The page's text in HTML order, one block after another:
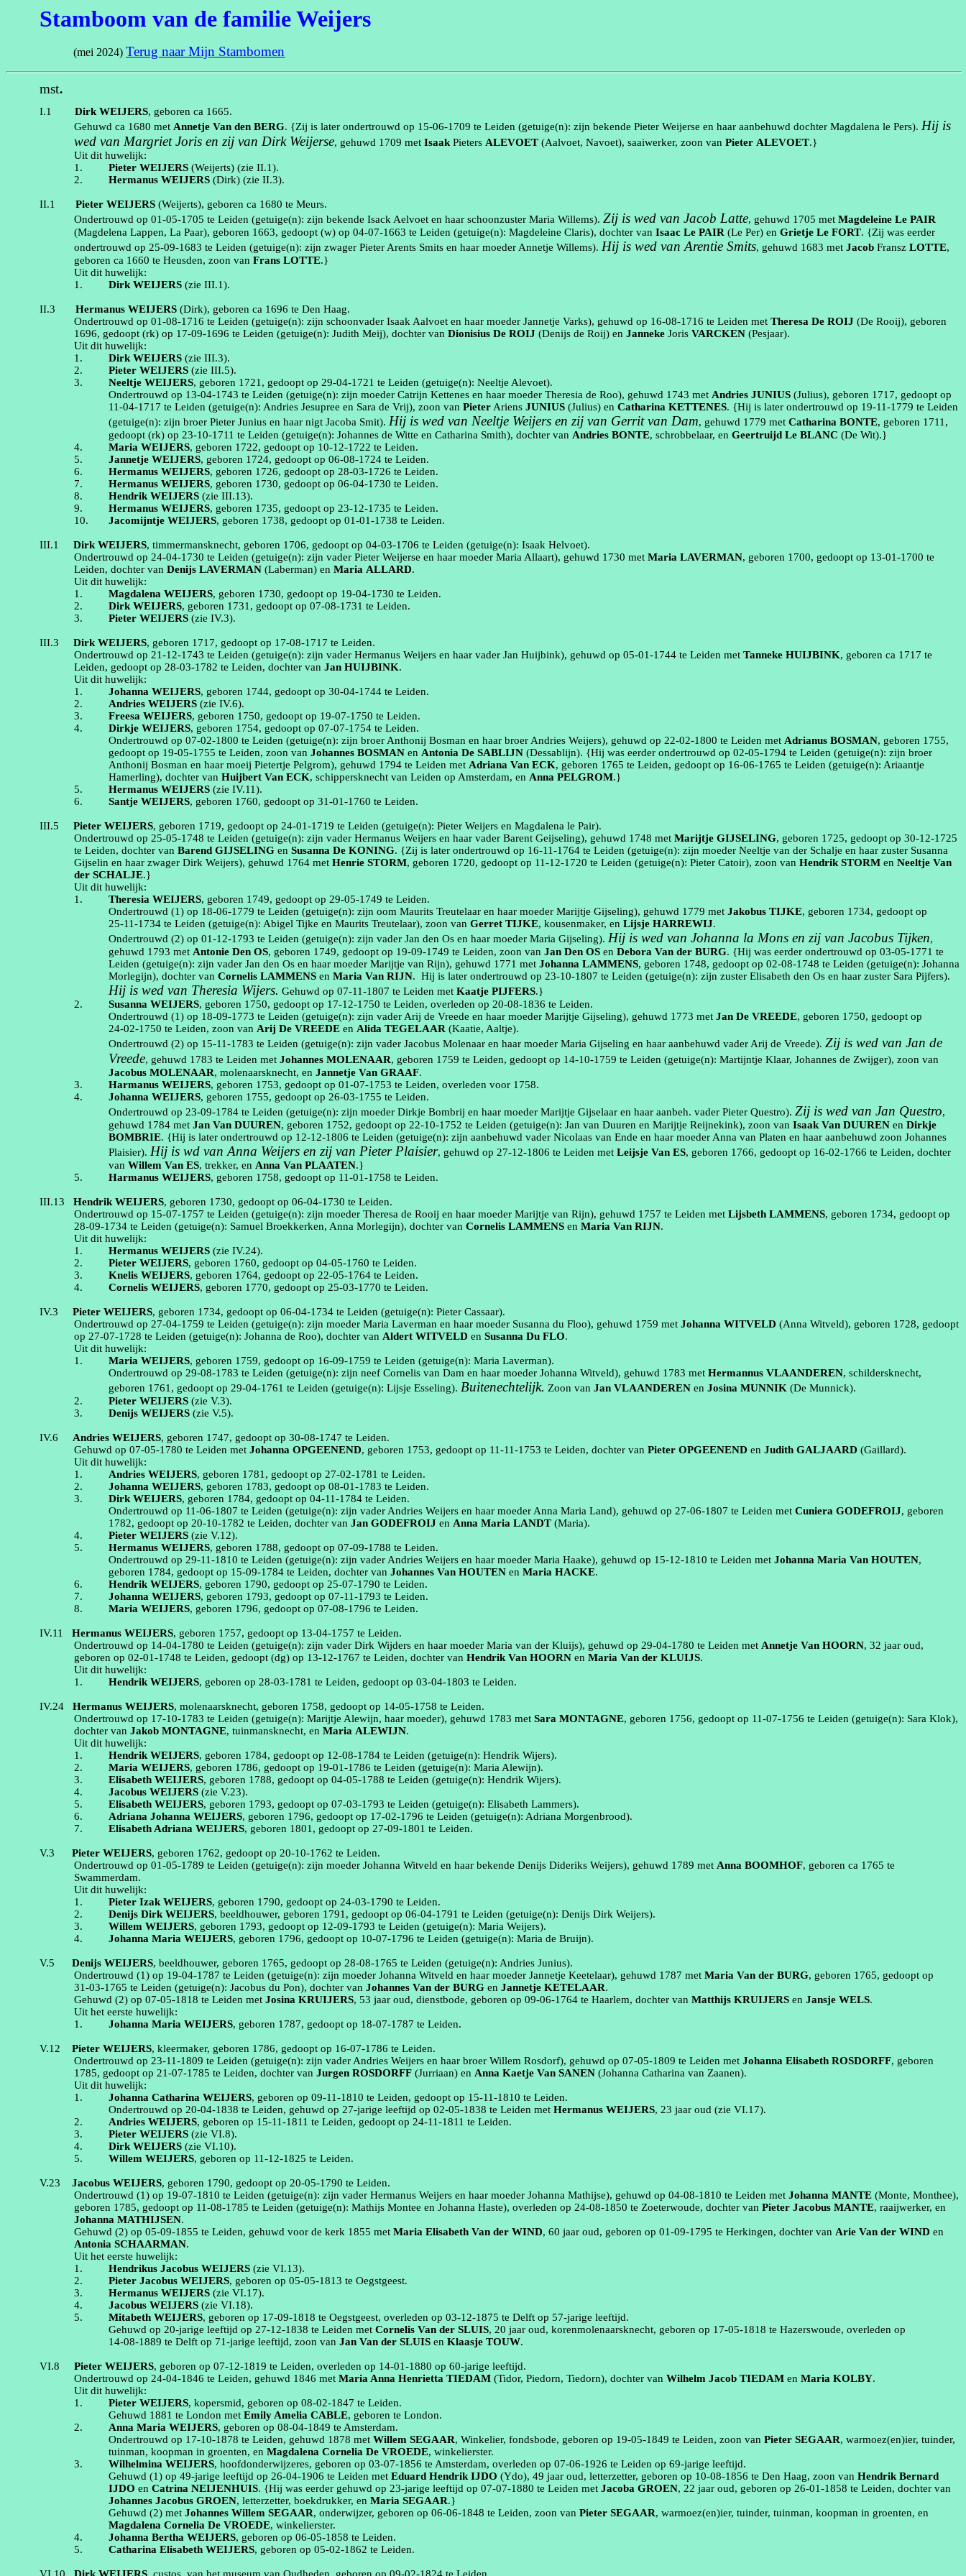
Stamboom van de familie Weijers
(mei 2024)Terug naar Mijn Stambomen
mst.
I.1 Dirk WEIJERS, geborenca 1665.
Gehuwdca 1680 met Annetje Van den BERG. {Zij is later ondertrouwd op 15‑06‑1709 teLeiden (getuige(n):zijn bekende PieterWeijerse en haaraanbehuwd dochter Magdalenale Pers). Hij is
wed van Margriet Joris en zij van Dirk Weijerse, gehuwd 1709 metIsaak Pieters ALEVOET (Aalvoet,Navoet),saaiwerker, zoon vanPieter ALEVOET.}
Uit dit huwelijk:
1.
Pieter WEIJERS (Weijerts) (zieII.1).
2.
Hermanus WEIJERS (Dirk) (zieII.3).
II.1 Pieter WEIJERS (Weijerts), geborenca 1680 teMeurs.
Ondertrouwd op01‑05‑1705 teLeiden (getuige(n):zijn bekendeIsack Aelvoet en haar schoonzuster Maria Willems).Zij is wed van Jacob Latte, gehuwd 1705 metMagdeleine Le PAIR
(Magdelena Lappen, La Paar), geboren 1663, gedoopt (w) op04‑07‑1663 teLeiden (getuige(n):Magdeleine Claris), dochter vanIsaac Le PAIR (Le Per) enGrietje Le FORT. {Zij was eerder
ondertrouwd op 25‑09‑1683 teLeiden (getuige(n):zijn zwager Pieter Arents Smits en haar moeder Annetje Willems). Hij is wed vanArentie Smits, gehuwd 1683 metJacob Fransz LOTTE,
geborenca 1660 teHeusden, zoon vanFrans LOTTE.}
Uit dit huwelijk:
1.
Dirk WEIJERS (zieIII.1).
II.3 Hermanus WEIJERS (Dirk), geborenca 1696 teDen Haag.
Ondertrouwd op01‑08‑1716 teLeiden (getuige(n):zijn schoonvader Isaak Aalvoet en haar moederJannetje Varks), gehuwd op 16‑08‑1716 teLeiden metTheresa De ROIJ (De Rooij), geboren
1696, gedoopt (rk) op 17‑09‑1696 teLeiden (getuige(n):Judith Meij), dochter vanDionisius De ROIJ (Denijs deRoij) enJanneke Joris VARCKEN (Pesjaar).
Uit dit huwelijk:
1.
Dirk WEIJERS (zieIII.3).
2.
Pieter WEIJERS (zieIII.5).
3.
Neeltje WEIJERS, geboren 1721 , gedoopt op 29‑04‑1721 teLeiden (getuige(n):Neeltje Alevoet).
Ondertrouwd op 13‑04‑1743 teLeiden (getuige(n):zijn moederCatrijn Kettenes en haar moeder Theresia de Roo), gehuwd 1743 met Andries JUNIUS (Julius), geboren 1717, gedoopt op
11‑04‑1717 teLeiden (getuige(n): AndriesJesupree en Sara de Vrij), zoon vanPieter Ariens JUNIUS (Julius) enCatharina KETTENES. {Hij is later ondertrouwd op 19‑11‑1779 teLeiden
(getuige(n):zijn broer PieterJunius en haarnigt Jacoba Smit). Hij is wed van Neeltje Weijers en zij van Gerrit van Dam, gehuwd 1779 metCatharina BONTE, geboren 1711 ,
gedoopt (rk) op 23‑10‑1711 teLeiden (getuige(n):Johannes de Witte en Catharina Smith), dochter van Andries BONTE,schrobbelaar, enGeertruijd Le BLANC (De Wit).}
4.
Maria WEIJERS, geboren 1722, gedoopt op 10‑12‑1722 teLeiden.
5.
Jannetje WEIJERS, geboren 1724, gedoopt op06‑08‑1724 teLeiden.
6.
Hermanus WEIJERS, geboren 1726, gedoopt op 28‑03‑1726 teLeiden.
7.
Hermanus WEIJERS, geboren 1730, gedoopt op06‑04‑1730 teLeiden.
8.
Hendrik WEIJERS (zieIII.13).
9.
Hermanus WEIJERS, geboren 1735, gedoopt op 23‑12‑1735 teLeiden.
10.
Jacomijntje WEIJERS, geboren 1738, gedoopt op01‑01‑1738 teLeiden.
III.1 Dirk WEIJERS,timmermansknecht, geboren 1706, gedoopt op04‑03‑1706 teLeiden (getuige(n):IsaakHelvoet).
Ondertrouwd op 24‑04‑1730 teLeiden (getuige(n):zijn vader PieterWeijerse en haar moeder Maria Allaart), gehuwd 1730 metMaria LAVERMAN, geboren 1700, gedoopt op 13‑01‑1700 te
Leiden, dochter vanDenijs LAVERMAN (Laberman) enMaria ALLARD.
Uit dit huwelijk:
1.
Magdalena WEIJERS, geboren 1730, gedoopt op 19‑04‑1730 teLeiden.
2.
Dirk WEIJERS, geboren 1731 , gedoopt op07‑08‑1731 teLeiden.
3.
Pieter WEIJERS (zieIV.3).
III.3 Dirk WEIJERS, geboren 1717, gedoopt op 17‑08‑1717 teLeiden.
Ondertrouwd op 21‑12‑1743 teLeiden (getuige(n):zijn vader Hermanus Weijers en haar vader JanHuijbink), gehuwd op05‑01‑1744 teLeiden metTanneke HUIJBINK, geborenca 1717 te
Leiden, gedoopt op 28‑03‑1782 teLeiden, dochter vanJan HUIJBINK.
Uit dit huwelijk:
1.
Johanna WEIJERS, geboren 1744, gedoopt op30‑04‑1744 teLeiden.
2.
Andries WEIJERS (zieIV.6).
3.
Freesa WEIJERS, geboren 1750, gedoopt op 19‑07‑1750 teLeiden.
4.
Dirkje WEIJERS, geboren 1754, gedoopt op07‑07‑1754 teLeiden.
Ondertrouwd op07‑02‑1800 teLeiden (getuige(n):zijn broer Anthonij Bosman en haar broer Andries Weijers), gehuwd op 22‑02‑1800 teLeiden met Adrianus BOSMAN, geboren 1755,
gedoopt op 19‑05‑1755 teLeiden, zoon vanJohannes BOSMAN en Antonia De SABLIJN (Dessablijn). {Hij was eerder ondertrouwd op02‑05‑1794 teLeiden (getuige(n):zijn broer
Anthonij Bosman en haarmoeij PietertjePelgrom), gehuwd 1794 teLeiden met Adriana Van ECK, geboren 1765 teLeiden, gedoopt op 16‑06‑1765 teLeiden (getuige(n): Ariaantje
Hamerling), dochter vanHuijbert Van ECK,schippersknecht van Leiden op Amsterdam, en Anna PELGROM.}
5.
Hermanus WEIJERS (zieIV.11).
6.
Santje WEIJERS, geboren 1760, gedoopt op31‑01‑1760 teLeiden.
III.5 Pieter WEIJERS, geboren 1719, gedoopt op 24‑01‑1719 teLeiden (getuige(n):Pieter Weijers en Magdalenale Pair).
Ondertrouwd op 25‑05‑1748 teLeiden (getuige(n):zijn vader Hermanus Weijers en haar vaderBarent Geijseling), gehuwd 1748 metMarijtje GIJSELING, geboren 1725, gedoopt op30‑12‑1725
teLeiden, dochter vanBarend GIJSELING enSusanna De KONING. {Zij is later ondertrouwd op 16‑11‑1764 teLeiden (getuige(n):zijn moeder Neeltje van der Schalje en haar zuster Susanna
Gijselin en haar zwager Dirk Weijers), gehuwd 1764 metHenrie STORM, geboren 1720, gedoopt op 11‑12‑1720 teLeiden (getuige(n):PieterCatoir), zoon vanHendrik STORM enNeeltje Van
der SCHALJE.}
Uit dit huwelijk:
1.
Theresia WEIJERS, geboren 1749, gedoopt op 29‑05‑1749 teLeiden.
Ondertrouwd (1) op 18‑06‑1779 teLeiden (getuige(n):zijn oom MauritsTreutelaar en haar moederMarijtje Gijseling), gehuwd 1779 metJakobus TIJKE, geboren 1734, gedoopt op
25‑11‑1734 teLeiden (getuige(n): Abigel Tijke en MauritsTreutelaar), zoon vanGerret TIJKE,kousenmaker, enLijsje HARREWIJ.
Ondertrouwd (2) op01‑12‑1793 teLeiden (getuige(n):zijn vader Jan den Os en haar moeder MariaGijseling). Hij is wed van Johanna la Mons en zij van Jacobus Tijken,
gehuwd 1793 met Antonie Den OS, geboren 1749, gedoopt op 19‑09‑1749 teLeiden, zoon vanJan Den OS enDebora Van der BURG. {Hij was eerder ondertrouwd op03‑05‑1771 te
Leiden (getuige(n):zijn vader Jan den Os en haar moederMarijtje van Rijn), gehuwd 1771 metJohanna LAMMENS, geboren 1748, gedoopt op02‑08‑1748 teLeiden (getuige(n):Johanna
Morlegijn), dochter vanCornelis LAMMENS enMaria Van RIJN. Hij is later ondertrouwd op 23‑10‑1807 teLeiden (getuige(n):zijn zuster Elisabeth den Os en haar zuster SaraPijfers).
Hij is wed van Theresia Wijers. Gehuwd op07‑11‑1807 teLeiden metKaatje PIJFERS.}
2.
Susanna WEIJERS, geboren 1750, gedoopt op 17‑12‑1750 teLeiden, overleden op 20‑08‑1836 teLeiden.
Ondertrouwd (1) op 18‑09‑1773 teLeiden (getuige(n):zijn vader Arij de Vreede en haar moederMarijtje Gijseling), gehuwd 1773 metJan De VREEDE, geboren 1750, gedoopt op
24‑02‑1750 teLeiden, zoon van Arij De VREEDE en Alida TEGELAAR (Kaatie, Aaltje).
Ondertrouwd (2) op 15‑11‑1783 teLeiden (getuige(n):zijn vader Jacobus Molenaar en haar moeder MariaGijseling en haaraanbehuwd vader Arij de Vreede).Zij is wed van Jan de
Vreede, gehuwd 1783 teLeiden metJohannes MOLENAAR, geboren 1759 teLeiden, gedoopt op 14‑10‑1759 teLeiden (getuige(n):Martijntje Klaar, Johannes de Zwijger), zoon van
Jacobus MOLENAAR,molenaarsknecht, enJannetje Van GRAAF.
3.
Harmanus WEIJERS, geboren 1753, gedoopt op01‑07‑1753 teLeiden, overledenvoor 1758.
4.
Johanna WEIJERS, geboren 1755, gedoopt op 26‑03‑1755 teLeiden.
Ondertrouwd op 23‑09‑1784 teLeiden (getuige(n):zijn moeder DirkjeBombrij en haar moederMarijtje Gijselaar en haaraanbeh. vader PieterQuestro).Zij is wed van Jan Questro,
gehuwd 1784 metJan Van DUUREN, geboren 1752, gedoopt op 22‑10‑1752 teLeiden (getuige(n):Jan vanDuuren enMarijtje Reijnekink), zoon vanIsaak Van DUUREN enDirkje
BOMBRIE. {Hij is later ondertrouwd op 12‑12‑1806 teLeiden (getuige(n):zijnaanbehuwd vader Nicolaas van Ende en haar moeder Anna van Platen en haaraanbehuwd zoon Johannes
Plaisier). Hij iswd van Anna Weijers en zij van Pieter Plaisier, gehuwd op 27‑12‑1806 teLeiden metLeijsje Van ES, geboren 1766, gedoopt op 16‑02‑1766 teLeiden, dochter
vanWillem Van ES,trekker, en Anna Van PLAATEN.}
5.
Harmanus WEIJERS, geboren 1758, gedoopt op 11‑01‑1758 teLeiden.
III.13 Hendrik WEIJERS, geboren 1730, gedoopt op06‑04‑1730 teLeiden.
Ondertrouwd op 15‑07‑1757 teLeiden (getuige(n):zijn moeder Theresa de Rooij en haar moederMarijtje van Rijn), gehuwd 1757 teLeiden metLijsbeth LAMMENS, geboren 1734, gedoopt op
28‑09‑1734 teLeiden (getuige(n): Samuel Broekkerken, AnnaMorlegijn), dochter vanCornelis LAMMENS enMaria Van RIJN.
Uit dit huwelijk:
1.
Hermanus WEIJERS (zieIV.24).
2.
Pieter WEIJERS, geboren 1760, gedoopt op04‑05‑1760 teLeiden.
3.
Knelis WEIJERS, geboren 1764, gedoopt op 22‑05‑1764 teLeiden.
4.
Cornelis WEIJERS, geboren 1770, gedoopt op 25‑03‑1770 teLeiden.
IV.3 Pieter WEIJERS, geboren 1734, gedoopt op06‑04‑1734 teLeiden (getuige(n):PieterCassaar).
Ondertrouwd op 27‑04‑1759 teLeiden (getuige(n):zijn moeder Maria Laverman en haar moeder Susanna duFloo), gehuwd 1759 metJohanna WITVELD (AnnaWitveld), geboren 1728, gedoopt
op 27‑07‑1728 teLeiden (getuige(n):Johanna de Roo), dochter van Aldert WITVELD enSusanna Du FLO.
Uit dit huwelijk:
1.
Maria WEIJERS, geboren 1759, gedoopt op 16‑09‑1759 teLeiden (getuige(n):Maria Laverman).
Ondertrouwd op 29‑08‑1783 teLeiden (getuige(n):zijn neef Cornelis van Dam en haar moeder JohannaWitveld), gehuwd 1783 metHermannus VLAANDEREN,schildersknecht,
geboren 1761 , gedoopt op 29‑04‑1761 teLeiden (getuige(n):Lijsje Esseling). Buitenechtelijk. Zoon vanJan VLAANDEREN enJosina MUNNIK (DeMunnick).
2.
Pieter WEIJERS (zieV.3).
3.
Denijs WEIJERS (zieV.5).
IV.6 Andries WEIJERS, geboren 1747, gedoopt op30‑08‑1747 teLeiden.
Gehuwd op07‑05‑1780 teLeiden metJohanna OPGEENEND, geboren 1753, gedoopt op 11‑11‑1753 teLeiden, dochter vanPieter OPGEENEND enJudith GALJAARD (Gaillard).
Uit dit huwelijk:
1.
Andries WEIJERS, geboren 1781 , gedoopt op 27‑02‑1781 teLeiden.
2.
Johanna WEIJERS, geboren 1783, gedoopt op08‑01‑1783 teLeiden.
3.
Dirk WEIJERS, geboren 1784, gedoopt op04‑11‑1784 teLeiden.
Ondertrouwd op 11‑06‑1807 teLeiden (getuige(n):zijn vader Andries Weijers en haar moeder Anna Maria Land), gehuwd op 27‑06‑1807 teLeiden metCuniera GODEFROIJ, geboren
1782, gedoopt op 20‑10‑1782 teLeiden, dochter vanJan GODEFROIJ en Anna Maria LANDT (Maria).
4.
Pieter WEIJERS (zieV.12).
5.
Hermanus WEIJERS, geboren 1788, gedoopt op07‑09‑1788 teLeiden.
Ondertrouwd op 29‑11‑1810 teLeiden (getuige(n):zijn vader Andries Weijers en haar moeder MariaHaake), gehuwd op 15‑12‑1810 teLeiden metJohanna Maria Van HOUTEN,
geboren 1784, gedoopt op 15‑09‑1784 teLeiden, dochter vanJohannes Van HOUTEN enMaria HACKE.
6.
Hendrik WEIJERS, geboren 1790, gedoopt op 25‑07‑1790 teLeiden.
7.
Johanna WEIJERS, geboren 1793, gedoopt op07‑11‑1793 teLeiden.
8.
Maria WEIJERS, geboren 1796, gedoopt op07‑08‑1796 teLeiden.
IV.11 Hermanus WEIJERS, geboren 1757, gedoopt op 13‑04‑1757 teLeiden.
Ondertrouwd op 14‑04‑1780 teLeiden (getuige(n):zijn vader Dirk Wijders en haar moeder Maria van derKluijs), gehuwd op 29‑04‑1780 teLeiden met Annetje Van HOORN, 32 jaar oud,
geboren op02‑01‑1748 teLeiden, gedoopt (dg) op 13‑12‑1767 teLeiden, dochter vanHendrik Van HOORN enMaria Van der KLUIJS.
Uit dit huwelijk:
1.
Hendrik WEIJERS, geboren op 28‑03‑1781 teLeiden, gedoopt op03‑04‑1803 teLeiden.
IV.24 Hermanus WEIJERS,molenaarsknecht, geboren 1758, gedoopt op 14‑05‑1758 teLeiden.
Ondertrouwd op 17‑10‑1783 teLeiden (getuige(n):Marijtje Alewijn, haar moeder), gehuwd 1783 metSara MONTAGNE, geboren 1756, gedoopt op 11‑07‑1756 teLeiden (getuige(n): Sara Klok),
dochter vanJakob MONTAGNE,tuinmansknecht, enMaria ALEWIJN.
Uit dit huwelijk:
1.
Hendrik WEIJERS, geboren 1784, gedoopt op 12‑08‑1784 teLeiden (getuige(n):Hendrik Wijers).
2.
Maria WEIJERS, geboren 1786, gedoopt op 19‑01‑1786 teLeiden (getuige(n):Maria Alewijn).
3.
Elisabeth WEIJERS, geboren 1788, gedoopt op04‑05‑1788 teLeiden (getuige(n):Hendrik Wijers).
4.
Jacobus WEIJERS (zieV.23).
5.
Elisabeth WEIJERS, geboren 1793, gedoopt op07‑03‑1793 teLeiden (getuige(n):Elisabeth Lammers).
6.
Adriana Johanna WEIJERS, geboren 1796, gedoopt op 17‑02‑1796 teLeiden (getuige(n): Adriana Morgenbrood).
7.
Elisabeth Adriana WEIJERS, geboren 1801 , gedoopt op 27‑09‑1801 teLeiden.
V.3 Pieter WEIJERS, geboren 1762, gedoopt op 20‑10‑1762 teLeiden.
Ondertrouwd op01‑05‑1789 teLeiden (getuige(n):zijn moeder JohannaWitveld en haar bekendeDenijs Dideriks Weijers), gehuwd 1789 met Anna BOOMHOF, geborenca 1765 te
Swammerdam.
Uit dit huwelijk:
1.
Pieter Izak WEIJERS, geboren 1790, gedoopt op 24‑03‑1790 teLeiden.
2.
Denijs Dirk WEIJERS,beeldhouwer, geboren 1791 , gedoopt op06‑04‑1791 teLeiden (getuige(n):Denijs Dirk Weijers).
3.
Willem WEIJERS, geboren 1793, gedoopt op 12‑09‑1793 teLeiden (getuige(n):Maria Weijers).
4.
Johanna Maria WEIJERS, geboren 1796, gedoopt op 10‑07‑1796 teLeiden (getuige(n):Maria de Bruijn).
V.5 Denijs WEIJERS,beeldhouwer, geboren 1765, gedoopt op 28‑08‑1765 teLeiden (getuige(n): AndriesJunius).
Ondertrouwd (1) op 19‑04‑1787 teLeiden (getuige(n):zijn moeder JohannaWitveld en haar moederJannetje Keetelaar), gehuwd 1787 metMaria Van der BURG, geboren 1765, gedoopt op
31‑03‑1765 teLeiden (getuige(n):Jacobus du Pon), dochter vanJohannes Van der BURG enJannetje KETELAAR.
Gehuwd (2) op07‑05‑1818 teLeiden metJosina KRUIJERS, 53 jaar oud,dienstbode, geboren op09‑06‑1764 teHaarlem, dochter vanMatthijs KRUIJERS enJansje WELS.
Uit het eerste huwelijk:
1.
Johanna Maria WEIJERS, geboren 1787, gedoopt op 18‑07‑1787 teLeiden.
V.12 Pieter WEIJERS,kleermaker, geboren 1786, gedoopt op 16‑07‑1786 teLeiden.
Ondertrouwd op 23‑11‑1809 teLeiden (getuige(n):zijn vader Andries Weijers en haar broer WillemRosdorf), gehuwd op07‑05‑1809 teLeiden metJohanna Elisabeth ROSDORFF, geboren
1785, gedoopt op 21‑07‑1785 teLeiden, dochter vanJurgen ROSDORFF (Jurriaan) en AnnaKaetje Van SANEN (Johanna Catharina van Zaanen).
Uit dit huwelijk:
1.
Johanna Catharina WEIJERS, geboren op09‑11‑1810 teLeiden, gedoopt op 15‑11‑1810 teLeiden.
Ondertrouwd op 20‑04‑1838 teLeiden, gehuwd op 27-jarige leeftijd op02‑05‑1838 teLeiden metHermanus WEIJERS, 23 jaar oud (zieVI.17).
2.
Andries WEIJERS, geboren op 15‑11‑1811 teLeiden, gedoopt op 24‑11‑1811 teLeiden.
3.
Pieter WEIJERS (zieVI.8).
4.
Dirk WEIJERS (zieVI.10).
5.
Willem WEIJERS, geboren op 11‑12‑1825 teLeiden.
V.23 Jacobus WEIJERS, geboren 1790, gedoopt op 20‑05‑1790 teLeiden.
Ondertrouwd (1) op 19‑07‑1810 teLeiden (getuige(n):zijn vader Hermanus Weijers en haar moeder JohannaMathijse), gehuwd op04‑08‑1810 teLeiden metJohanna MANTE (Monte,Monthee),
geboren 1785, gedoopt op 11‑08‑1785 teLeiden (getuige(n):MathijsMontee en JohannaHaste), overleden op 24‑08‑1850 te Zoeterwoude, dochter vanPieter Jacobus MANTE,raaijwerker, en
Johanna MATHIJSEN.
Gehuwd (2) op05‑09‑1855 teLeiden, gehuwd voor de kerk 1855 metMaria Elisabeth Van der WIND, 60 jaar oud, geboren op01‑09‑1795 teHerkingen, dochter van Arie Van der WIND en
Antonia SCHAARMAN.
Uit het eerste huwelijk:
1.
Hendrikus Jacobus WEIJERS (zieVI.13).
2.
Pieter Jacobus WEIJERS, geboren op05‑05‑1813 teOegstgeest.
3.
Hermanus WEIJERS (zieVI.17).
4.
Jacobus WEIJERS (zieVI.18).
5.
Mitabeth WEIJERS, geboren op 17‑09‑1818 teOegstgeest, overleden op03‑12‑1875 teDelft op 57-jarige leeftijd.
Gehuwd op 20-jarige leeftijd op 27‑12‑1838 teLeiden metCornelis Van der SLUIS, 20 jaar oud,korenmolenaarsknecht, geboren op 17‑05‑1818 teHazerswoude, overleden op
14‑08‑1889 teDelft op 71-jarige leeftijd, zoon vanJan Van der SLUIS enKlaasje TOUW.
VI.8 Pieter WEIJERS, geboren op07‑12‑1819 teLeiden, overleden op 14‑01‑1880 op 60-jarige leeftijd.
Ondertrouwd op 24‑04‑1846 teLeiden, gehuwd 1846 metMaria Anna Henrietta TIEDAM (Tidor,Piedorn,Tiedorn), dochter vanWilhelm Jacob TIEDAM enMaria KOLBY.
Uit dit huwelijk:
1.
Pieter WEIJERS,kopersmid, geboren op08‑02‑1847 teLeiden.
Gehuwd 1881 teLondon metEmily Amelia CABLE, geboren teLondon.
2.
Anna Maria WEIJERS, geboren op08‑04‑1849 te Amsterdam.
Ondertrouwd op 17‑10‑1878 teLeiden, gehuwd 1878 metWillem SEGAAR,Winkelier, fondsbode, geboren op 19‑05‑1849 teLeiden, zoon vanPieter SEGAAR,warmoez(en)ier, tuinder,
tuinman, koopman in groenten, enMagdalena Cornelia De VROEDE,winkelierster.
3.
Wilhelmina WEIJERS,hoofdonderwijzeres, geboren op03‑07‑1856 te Amsterdam, overleden op07‑06‑1926 teLeiden op 69-jarige leeftijd.
Gehuwd (1) op 49-jarige leeftijd op 26‑04‑1906 teLeiden metEduard Hendrik IJDO (Ydo), 49 jaar oud,letterzetter, geboren op 10‑08‑1856 teDen Haag, zoon vanHendrik Bernard
IJDO enCatrina NEIJENHUIS. {Hij was eerder gehuwd op 23-jarige leeftijd op07‑07‑1880 teLeiden metJacoba GROEN, 22 jaar oud, geboren op 26‑01‑1858 teLeiden, dochter van
Johannes Jacobus GROEN,letterzetter, boekdrukker, enMaria SEGAAR.}
Gehuwd (2) metJohannes Willem SEGAAR,onderwijzer, geboren op06‑06‑1848 teLeiden, zoon vanPieter SEGAAR,warmoez(en)ier, tuinder, tuinman, koopman in groenten, en
Magdalena Cornelia De VROEDE,winkelierster.
4.
Johanna Bertha WEIJERS, geboren op06‑05‑1858 teLeiden.
5.
Catharina Elisabeth WEIJERS, geboren op05‑02‑1862 teLeiden.
VI.10 Dirk WEIJERS ,custos. van het museum van Oudheden , geboren op09‑02‑1824 teLeiden